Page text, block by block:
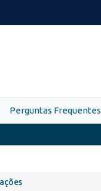
Perguntas Frequentes